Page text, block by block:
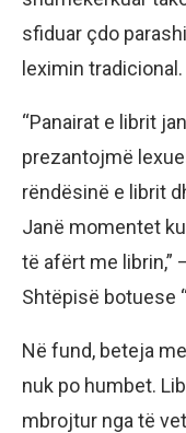
sfiduar çdo
leximin tradicional.
“Panairat e librit
prezantojmë
rëndësinë e librit
Janë momentet
të afërt me librin,”
Shtëpisë botuese
Në fund, beteja
nuk po humbet.
mbrojtur nga të